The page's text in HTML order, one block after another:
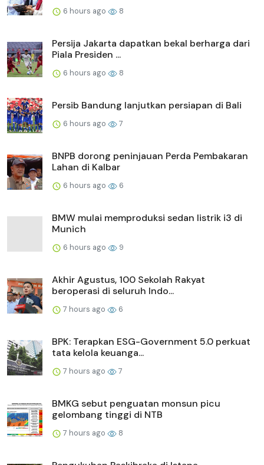
6 hours ago 8
Persija Jakarta dapatkan bekal berharga dari
Piala Presiden ...
6 hours ago 8
Persib Bandung lanjutkan persiapan di Bali
6 hours ago 7
BNPB dorong peninjauan Perda Pembakaran
Lahan di Kalbar
6 hours ago 6
BMW mulai memproduksi sedan listrik i3 di
Munich
6 hours ago 9
Akhir Agustus, 100 Sekolah Rakyat
beroperasi di seluruh Indo...
7 hours ago 6
BPK: Terapkan ESG-Government 5.0 perkuat
tata kelola keuanga...
7 hours ago 7
BMKG sebut penguatan monsun picu
gelombang tinggi di NTB
7 hours ago 8